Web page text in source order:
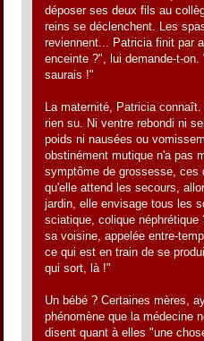
déposer ses deux fils au
reins se déclenchent. Les
reviennent... Patricia finit par
enceinte ?", lui demande-t-
saurais !"
La maternité, Patricia
rien su. Ni ventre rebondi ni
poids ni nausées ou
obstinément mutique n'a pas
symptôme de grossesse, ces
qu'elle attend les secours,
jardin, elle envisage tous les
sciatique, colique
sa voisine, appelée entre-
ce qui est en train de se
qui sort, là !"
Un bébé ? Certaines mères,
phénomène que la médecine
disent quant à elles "une